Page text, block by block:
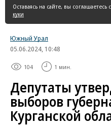
Оставаясь на сайте, вы соглашаетесь с
куки
Южный Урал
05.06.2024, 10:48
104 1 мин.
Депутаты
выборов
Курганской